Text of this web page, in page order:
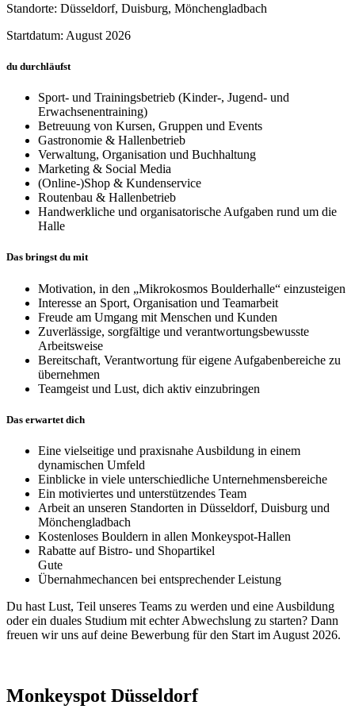
Standorte: Düsseldorf, Duisburg, Mönchengladbach
Startdatum: August 2026
du durchläufst
Sport- und Trainingsbetrieb (Kinder-, Jugend- und
Erwachsenentraining)
Betreuung von Kursen, Gruppen und Events
Gastronomie & Hallenbetrieb
Verwaltung, Organisation und Buchhaltung
Marketing & Social Media
(Online-)Shop & Kundenservice
Routenbau & Hallenbetrieb
Handwerkliche und organisatorische Aufgaben rund um die
Halle
Das bringst du mit
Motivation, in den „Mikrokosmos Boulderhalle“ einzusteigen
Interesse an Sport, Organisation und Teamarbeit
Freude am Umgang mit Menschen und Kunden
Zuverlässige, sorgfältige und verantwortungsbewusste
Arbeitsweise
Bereitschaft, Verantwortung für eigene Aufgabenbereiche zu
übernehmen
Teamgeist und Lust, dich aktiv einzubringen
Das erwartet dich
Eine vielseitige und praxisnahe Ausbildung in einem
dynamischen Umfeld
Einblicke in viele unterschiedliche Unternehmensbereiche
Ein motiviertes und unterstützendes Team
Arbeit an unseren Standorten in Düsseldorf, Duisburg und
Mönchengladbach
Kostenloses Bouldern in allen Monkeyspot-Hallen
Rabatte auf Bistro- und Shopartikel
Gute
Übernahmechancen bei entsprechender Leistung
Du hast Lust, Teil unseres Teams zu werden und eine Ausbildung
oder ein duales Studium mit echter Abwechslung zu starten? Dann
freuen wir uns auf deine Bewerbung für den Start im August 2026.
Monkeyspot Düsseldorf